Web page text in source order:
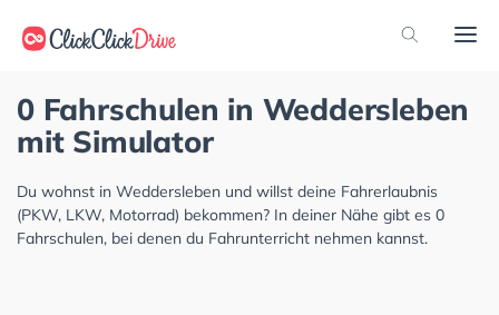
0 Fahrschulen in Weddersleben
mit Simulator
Du wohnst in Weddersleben und willst deine Fahrerlaubnis
(PKW, LKW, Motorrad) bekommen? In deiner Nähe gibt es 0
Fahrschulen, bei denen du Fahrunterricht nehmen kannst.